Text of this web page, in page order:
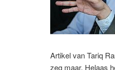
Artikel van Tariq
zeg maar. Helaas